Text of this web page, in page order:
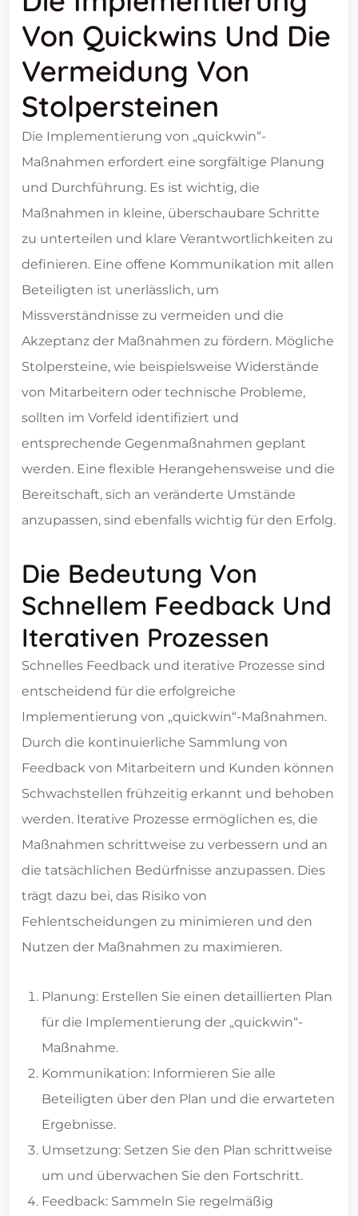
Von Quickwins Und Die
Vermeidung Von
Stolpersteinen
Die Implementierung von „quickwin“-
Maßnahmen erfordert eine sorgfältige Planung
und Durchführung. Es ist wichtig, die
Maßnahmen in kleine, überschaubare Schritte
zu unterteilen und klare Verantwortlichkeiten zu
definieren. Eine offene Kommunikation mit allen
Beteiligten ist unerlässlich, um
Missverständnisse zu vermeiden und die
Akzeptanz der Maßnahmen zu fördern. Mögliche
Stolpersteine, wie beispielsweise Widerstände
von Mitarbeitern oder technische Probleme,
sollten im Vorfeld identifiziert und
entsprechende Gegenmaßnahmen geplant
werden. Eine flexible Herangehensweise und die
Bereitschaft, sich an veränderte Umstände
anzupassen, sind ebenfalls wichtig für den Erfolg.
Die Bedeutung Von
Schnellem Feedback Und
Iterativen Prozessen
Schnelles Feedback und iterative Prozesse sind
entscheidend für die erfolgreiche
Implementierung von „quickwin“-Maßnahmen.
Durch die kontinuierliche Sammlung von
Feedback von Mitarbeitern und Kunden können
Schwachstellen frühzeitig erkannt und behoben
werden. Iterative Prozesse ermöglichen es, die
Maßnahmen schrittweise zu verbessern und an
die tatsächlichen Bedürfnisse anzupassen. Dies
trägt dazu bei, das Risiko von
Fehlentscheidungen zu minimieren und den
Nutzen der Maßnahmen zu maximieren.
Planung: Erstellen Sie einen detaillierten Plan
für die Implementierung der „quickwin“-
Maßnahme.
Kommunikation: Informieren Sie alle
Beteiligten über den Plan und die erwarteten
Ergebnisse.
Umsetzung: Setzen Sie den Plan schrittweise
um und überwachen Sie den Fortschritt.
Feedback: Sammeln Sie regelmäßig